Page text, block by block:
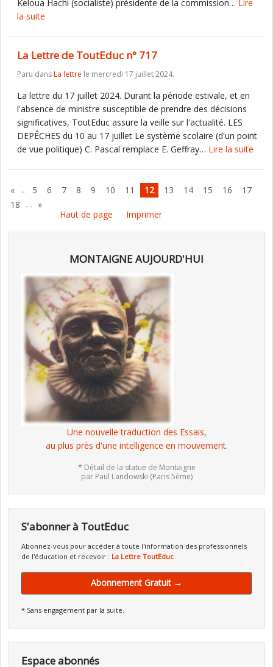
Keloua Hachi (socialiste) présidente de la commission… Lire
la suite
La Lettre de ToutEduc n° 717
Paru dansLa lettre le mercredi 17 juillet 2024.
La lettre du 17 juillet 2024. Durant la période estivale, et en
l'absence de ministre susceptible de prendre des décisions
significatives, ToutEduc assure la veille sur l'actualité. LES
DEPÊCHES du 10 au 17 juillet Le système scolaire (d'un point
de vue politique) C. Pascal remplace E. Geffray… Lire la suite
« … 5 6 7 8 9 10 11 12 13 14 15 16
17
18 … »
Haut de page
Imprimer
MONTAIGNE AUJOURD'HUI
Une nouvelle traduction des Essais,
au plus près d'une intelligence en mouvement.
* Détail de la statue de Montaigne
par Paul Landowski (Paris 5ème)
S'abonner à ToutEduc
Abonnez-vous pour accéder à toute l'information des professionnels
de l'éducation et recevoir : La Lettre ToutEduc
Abonnement Gratuit →
* Sans engagement par la suite.
Espace abonnés